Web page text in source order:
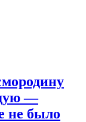
—
не было